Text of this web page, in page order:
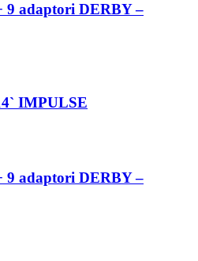
9 adaptori DERBY –
IMPULSE
9 adaptori DERBY –